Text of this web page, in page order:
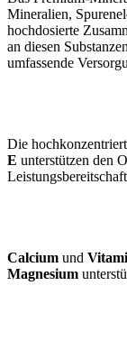
Mineralien,
hochdosierte
an diesen
umfassende
Die
E unterstützen den
Calcium und
Magnesium